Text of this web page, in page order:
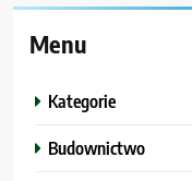
Menu
Kategorie
Budownictwo